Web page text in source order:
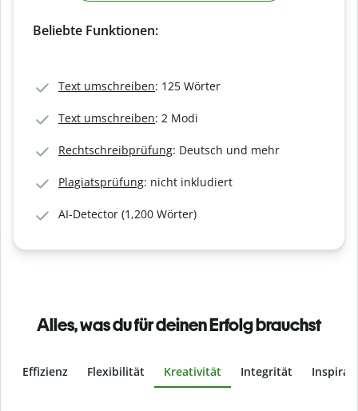
Beliebte Funktionen:
Text umschreiben: 125 Wörter
Text umschreiben: 2 Modi
Rechtschreibprüfung: Deutsch und mehr
Plagiatsprüfung: nicht inkludiert
AI-Detector (1,200 Wörter)
Alles, was du für deinen Erfolg brauchst
Effizienz Flexibilität Kreativität Integrität